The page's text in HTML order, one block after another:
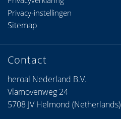
Contact
heroal Nederland B.V.
Vlamovenweg 24
5708 JV Helmond (Netherlands)
Privacy-instellingen
Sitemap